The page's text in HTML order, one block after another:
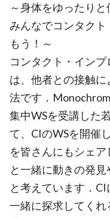
～身体をゆったりと
みんなでコンタク
もう！～
コンタクト・インプ
は、他者との接触
法です．
集中WSを受講した
て、CIのWSを開催
を皆さんにもシェ
と一緒に動きの発
と考えています．CI
一緒に探求してく